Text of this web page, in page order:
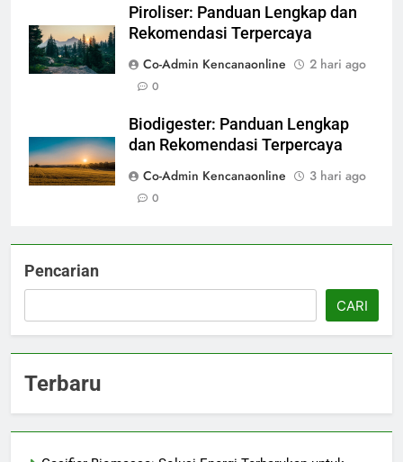
Piroliser: Panduan Lengkap dan
Rekomendasi Terpercaya
Co-Admin Kencanaonline
2 hari ago
0
Biodigester: Panduan Lengkap
dan Rekomendasi Terpercaya
Co-Admin Kencanaonline
3 hari ago
0
Pencarian
CARI
Terbaru